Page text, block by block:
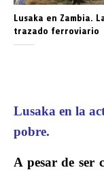
Lusaka en Zambia.
trazado ferroviario
Lusaka en la
pobre.
A pesar de ser